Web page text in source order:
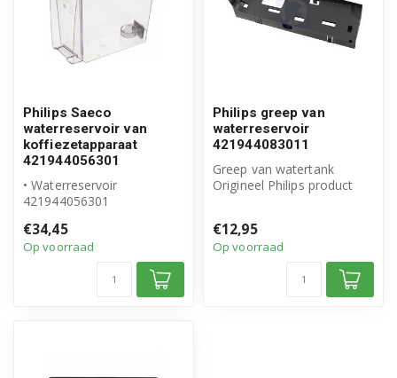
Philips Saeco
waterreservoir van
koffiezetapparaat
421944056301
• Waterreservoir
421944056301
product
€34,45
Op voorraad
Philips greep van
waterreservoir
421944083011
Greep van watertank
Origineel Philips product
€12,95
Op voorraad